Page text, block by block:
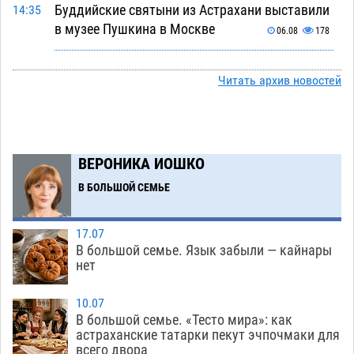
14:35
Буддийские святыни из Астрахани выставили
в музее Пушкина в Москве
06.08 178
зеленые зоны на автоматический полив
Астрахани
06.08 486
12:49
Астраханские гандболисты с крупной победы
стартовали на Всероссийской Спартакиаде
12:16
В астраханском селе невестка изрешетила
машину свекрови
11:45
Астраханские приставы выдворили 12
нелегалов прямым рейсом из Шереметьево
Читать архив новостей
ВЕРОНИКА ИОШКО
В БОЛЬШОЙ СЕМЬЕ
17.07
В большой семье. Язык забыли — кайнары
нет
10.07
В большой семье. «Тесто мира»: как
астраханские татарки пекут эчпочмаки для
всего двора